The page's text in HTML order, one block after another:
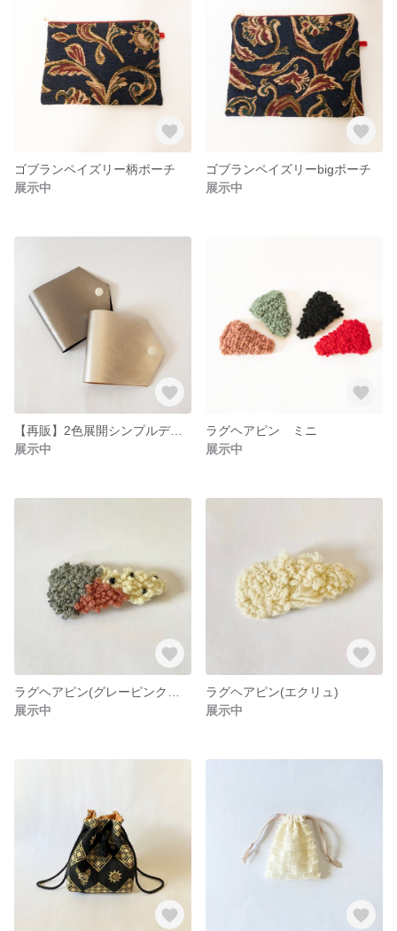
ゴブランペイズリー柄ポーチ
展示中
ゴブランペイズリーbigポーチ
展示中
【再販】2色展開シンプルデザインマスクケース
展示中
ラグヘアピン ミニ
展示中
展示中
ラグヘアピン(エクリュ)
展示中